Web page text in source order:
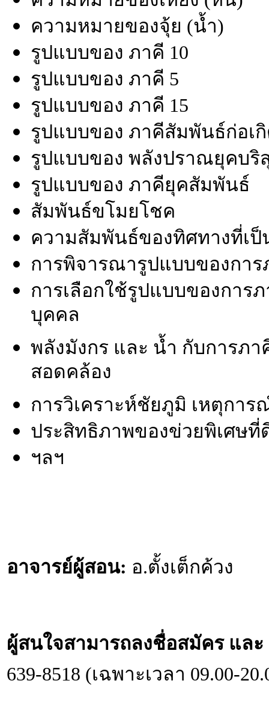
ความหมายของจุ้ย (น้ำ)
รูปแบบของ ภาคี 10
รูปแบบของ ภาคี 5
รูปแบบของ ภาคี 15
รูปแบบของ ภาคีสัมพันธ์ก่อเ
รูปแบบของ พลังปราณยุคบริ
รูปแบบของ ภาคียุคสัมพันธ์
สัมพันธ์ขโมยโชค
ความสัมพันธ์ของทิศทางที่เ
การพิจารณารูปแบบของกา
การเลือกใช้รูปแบบของการ
บุคคล
พลังมังกร และ น้ำ กับการภ
สอดคล้อง
การวิเคราะห์ชัยภูมิ เหตุกา
ประสิทธิภาพของข่วยพิเศษ
ฯลฯ
อาจารย์ผู้สอน: อ.ตั้งเต็กค้วง
ผู้สนใจสามารถลงชื่อสมัคร แล
639-8518 (เฉพาะเวลา 09.00-